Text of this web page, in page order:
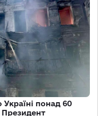
понад 60
Президент